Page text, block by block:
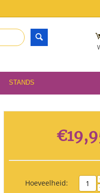
STANDS
€
Hoeveelheid: